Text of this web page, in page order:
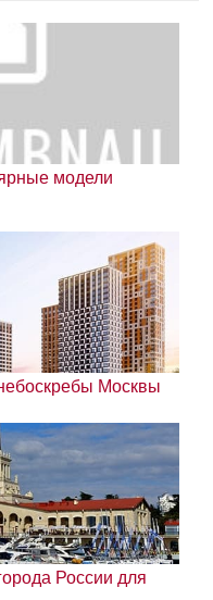
модели
Москвы
России для